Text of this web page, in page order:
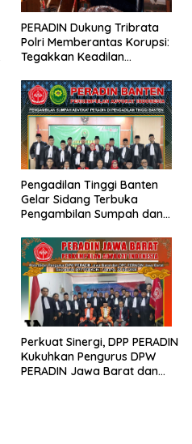
PERADIN Dukung Tribrata
Polri Memberantas Korupsi:
Tegakkan Keadilan
Justitia Ruat Caelum
Pengadilan Tinggi Banten
Gelar Sidang Terbuka
Pengambilan Sumpah dan
Perkuat Sinergi, DPP PERADIN
Kukuhkan Pengurus DPW
PERADIN Jawa Barat dan